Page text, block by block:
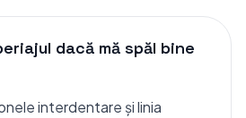
dacă mă spăl bine
interdentare și linia